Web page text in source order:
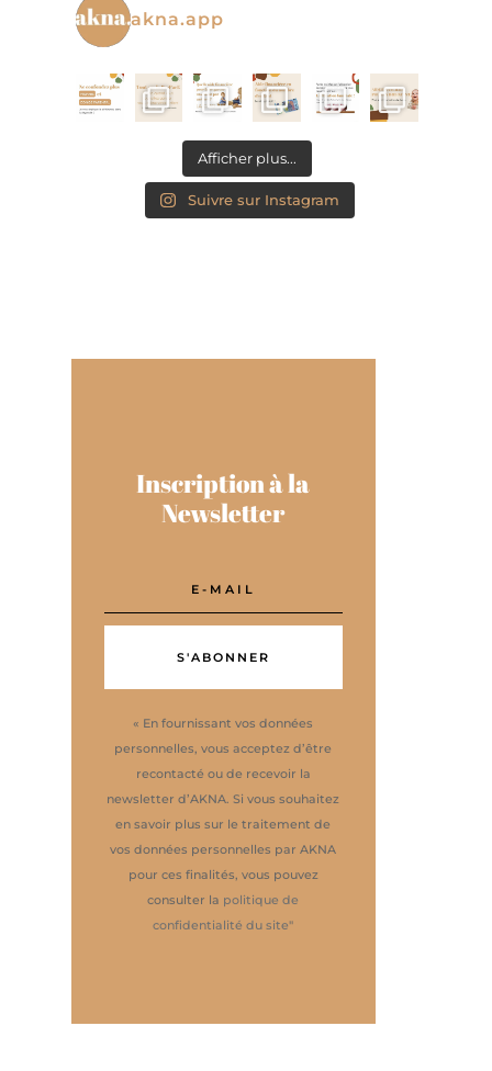
akna.app
Afficher plus...
Suivre sur Instagram
Inscription à la
Newsletter
S'ABONNER
« En fournissant vos données
personnelles, vous acceptez d’être
recontacté ou de recevoir la
newsletter d’AKNA. Si vous souhaitez
en savoir plus sur le traitement de
vos données personnelles par AKNA
pour ces finalités, vous pouvez
consulter la politique de
confidentialité du site"